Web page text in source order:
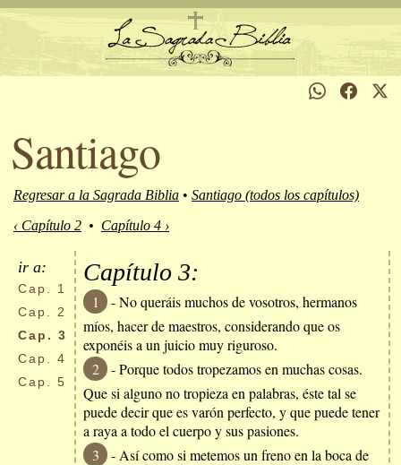
Santiago
Regresar a la Sagrada Biblia • Santiago (todos los capítulos)
‹ Capítulo 2 • Capítulo 4 ›
ir a:
Cap.
1
Cap.
2
Cap. 3
Cap.
4
Cap.
5
Capítulo 3:
1
- No queráis muchos de vosotros, hermanos
míos, hacer de maestros, considerando que os
exponéis a un juicio muy riguroso.
2
- Porque todos tropezamos en muchas cosas.
Que si alguno no tropieza en palabras, éste tal se
puede decir que es varón perfecto, y que puede tener
a raya a todo el cuerpo y sus pasiones.
3
- Así como si metemos un freno en la boca de